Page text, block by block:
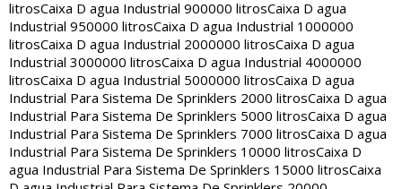
litrosCaixa D agua Industrial 900000 litrosCaixa D agua
Industrial 950000 litrosCaixa D agua Industrial 1000000
litrosCaixa D agua Industrial 2000000 litrosCaixa D agua
Industrial 3000000 litrosCaixa D agua Industrial 4000000
litrosCaixa D agua Industrial 5000000 litrosCaixa D agua
Industrial Para Sistema De Sprinklers 2000 litrosCaixa D agua
Industrial Para Sistema De Sprinklers 5000 litrosCaixa D agua
Industrial Para Sistema De Sprinklers 7000 litrosCaixa D agua
Industrial Para Sistema De Sprinklers 10000 litrosCaixa D
agua Industrial Para Sistema De Sprinklers 15000 litrosCaixa